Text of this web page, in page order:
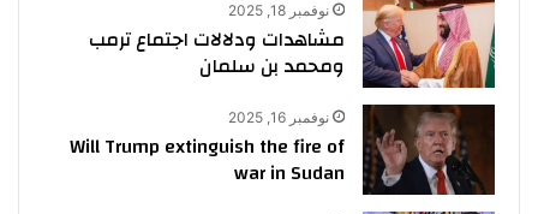
نوفمبر 18, 2025
مشاهدات ودلالات اجتماع ترمب
ومحمد بن سلمان
نوفمبر 16, 2025
Will Trump extinguish the fire of
war in Sudan